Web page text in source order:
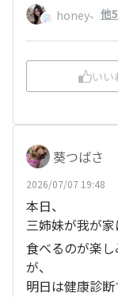
honey、 他
いい
葵つばさ
2026/07/07 19:48
本日、
三姉妹が我が
食べるのが楽
が、
明日は健康診